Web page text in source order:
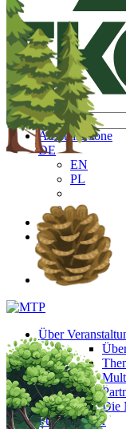
Ausstellerzone
DE
EN
PL
DE
EN
PL
Über
Die
Für Besucher